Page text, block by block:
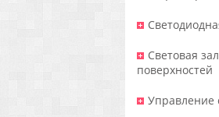
Световая
поверхностей
Управление